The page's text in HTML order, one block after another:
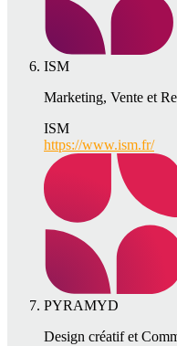
ISM
Marketing, Vente et
ISM
https://www.ism.fr/
PYRAMYD
Design créatif et